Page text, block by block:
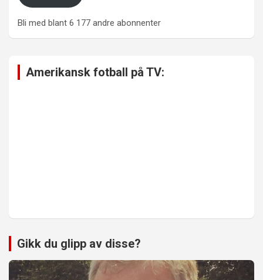
Bli med blant 6 177 andre abonnenter
Amerikansk fotball på TV:
Gikk du glipp av disse?